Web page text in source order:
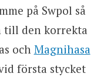
på Swpol så
till den korrekta
och Magnihasa
första stycket